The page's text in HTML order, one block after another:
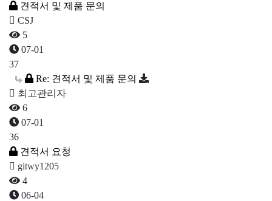
견적서 및 제품 문의
CSJ
5
07-01
37
Re: 견적서 및 제품 문의
최고관리자
6
07-01
36
견적서 요청
gitwy1205
4
06-04